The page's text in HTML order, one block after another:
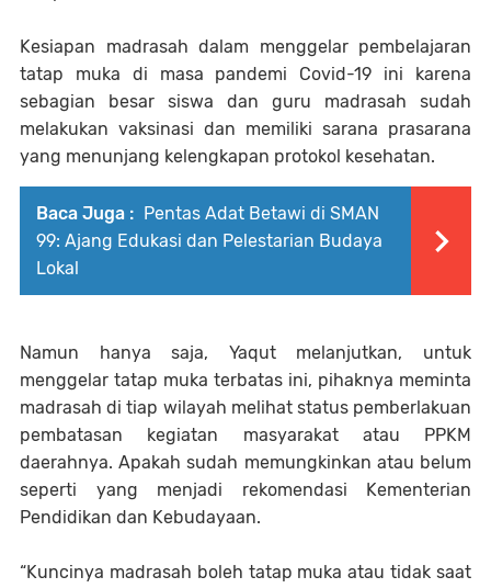
Kesiapan madrasah dalam menggelar pembelajaran
tatap muka di masa pandemi Covid-19 ini karena
sebagian besar siswa dan guru madrasah sudah
melakukan vaksinasi dan memiliki sarana prasarana
yang menunjang kelengkapan protokol kesehatan.
Baca Juga : Pentas Adat Betawi di SMAN
99: Ajang Edukasi dan Pelestarian Budaya
Lokal
Namun hanya saja, Yaqut melanjutkan, untuk
menggelar tatap muka terbatas ini, pihaknya meminta
madrasah di tiap wilayah melihat status pemberlakuan
pembatasan kegiatan masyarakat atau PPKM
daerahnya. Apakah sudah memungkinkan atau belum
seperti yang menjadi rekomendasi Kementerian
Pendidikan dan Kebudayaan.
“Kuncinya madrasah boleh tatap muka atau tidak saat